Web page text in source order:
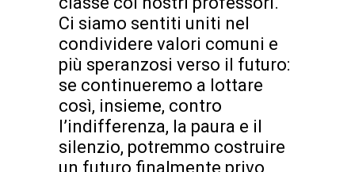
Ci siamo sentiti uniti nel
condividere valori comuni e
più speranzosi verso il futuro:
se continueremo a lottare
così, insieme, contro
l’indifferenza, la paura e il
silenzio, potremmo costruire
un futuro finalmente privo